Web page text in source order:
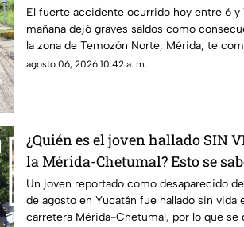
ACCIDENTE HOY en Temozón
Mérida
El fuerte accidente ocurrido hoy entre 6 y
mañana dejó graves saldos como
la zona de Temozón Norte, Mérida; te
los detalles.
agosto 06, 2026 10:42 a. m.
¿Quién es el joven hallado SIN
la Mérida-Chetumal? Esto se
Un joven reportado como desaparecido
de agosto en Yucatán fue hallado sin vida
carretera Mérida-Chetumal, por lo que se